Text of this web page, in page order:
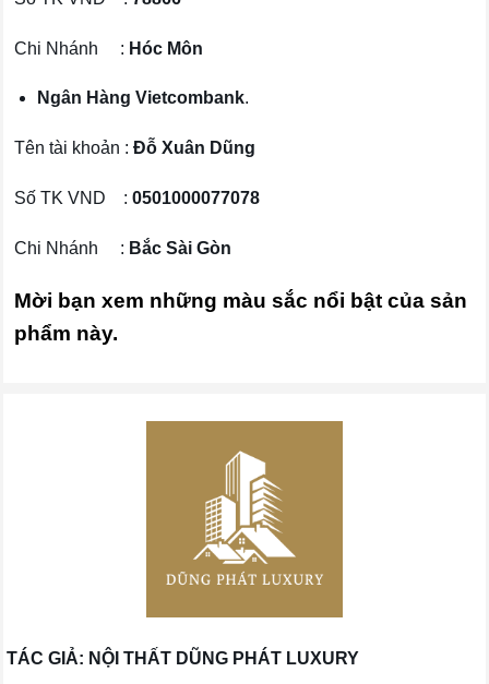
Chi Nhánh : Hóc Môn
Ngân Hàng Vietcombank.
Tên tài khoản : Đỗ Xuân Dũng
Số TK VND : 0501000077078
Chi Nhánh : Bắc Sài Gòn
Mời bạn xem những màu sắc nổi bật của sản
phẩm này.
TÁC GIẢ: NỘI THẤT DŨNG PHÁT LUXURY